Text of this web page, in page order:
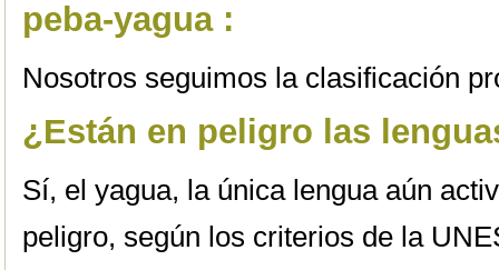
peba-yagua :
Nosotros seguimos la clasificación
¿Están en peligro las
Sí, el yagua, la única lengua aún
peligro, según los criterios de la